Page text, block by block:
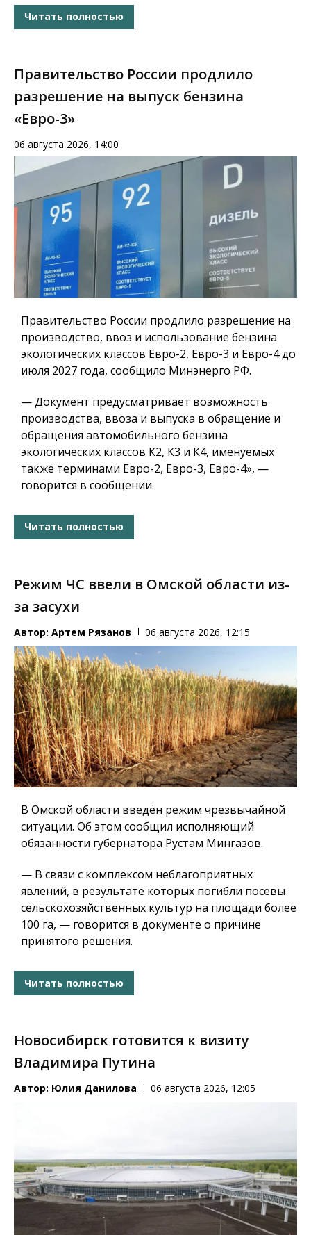
Читать полностью
Правительство России продлило
разрешение на выпуск бензина
«Евро-3»
06 августа 2026, 14:00
Правительство России продлило разрешение на
производство, ввоз и использование бензина
экологических классов Евро-2, Евро-3 и Евро-4 до
июля 2027 года, сообщило Минэнерго РФ.
— Документ предусматривает возможность
производства, ввоза и выпуска в обращение и
обращения автомобильного бензина
экологических классов К2, К3 и К4, именуемых
также терминами Евро-2, Евро-3, Евро-4», —
говорится в сообщении.
Читать полностью
Режим ЧС ввели в Омской области из-
за засухи
Автор: Артем Рязанов 06 августа 2026, 12:15
В Омской области введён режим чрезвычайной
ситуации. Об этом сообщил исполняющий
обязанности губернатора Рустам Мингазов.
— В связи с комплексом неблагоприятных
явлений, в результате которых погибли посевы
сельскохозяйственных культур на площади более
100 га, — говорится в документе о причине
принятого решения.
Читать полностью
Новосибирск готовится к визиту
Владимира Путина
Автор: Юлия Данилова 06 августа 2026, 12:05